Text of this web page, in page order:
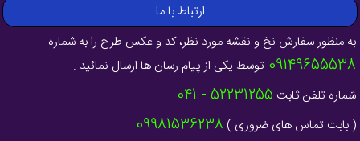
ارتباط با ما
به منظور سفارش نخ و نقشه مورد نظر، کد و عکس طرح را به شماره
09149655538 توسط یکی از پیام رسان ها ارسال نمائید .
شماره تلفن ثابت 52231255 - 041
( بابت تماس های ضروری ) 09981536238